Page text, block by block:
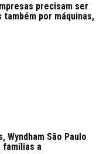
precisam ser
também por máquinas,
Wyndham São Paulo
famílias a